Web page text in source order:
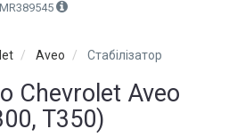
Aveo Стабілізатор
Chevrolet Aveo
T350)